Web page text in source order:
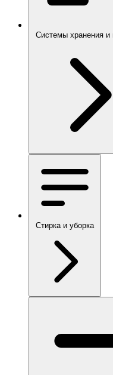
Системы хранения и
Стирка и уборка